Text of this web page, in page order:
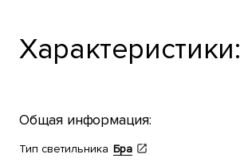
Характеристики:
Общая информация:
Тип светильника Бра